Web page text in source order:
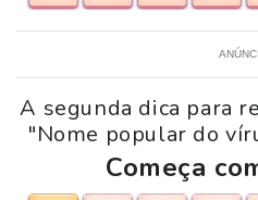
A segunda dica para
"Nome popular do
Começa